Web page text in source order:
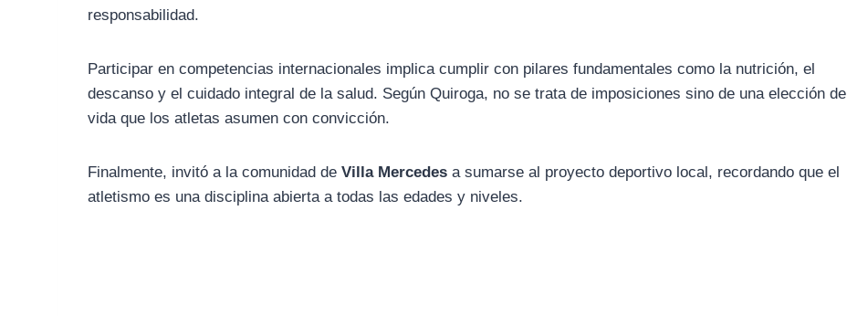
responsabilidad.
Participar en competencias internacionales implica cumplir con pilares fundamentales como la nutrición, el
descanso y el cuidado integral de la salud. Según Quiroga, no se trata de imposiciones sino de una elección de
vida que los atletas asumen con convicción.
Finalmente, invitó a la comunidad deVilla Mercedes a sumarse al proyecto deportivo local, recordando que el
atletismo es una disciplina abierta a todas las edades y niveles.